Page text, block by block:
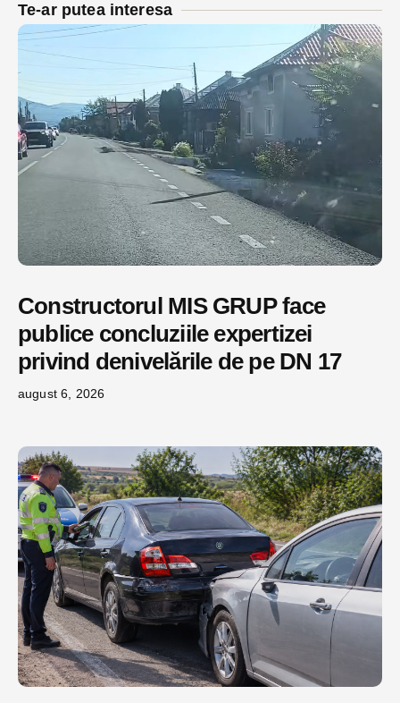
Te-ar putea interesa
Constructorul MIS GRUP face
publice concluziile expertizei
privind denivelările de pe DN 17
august 6, 2026